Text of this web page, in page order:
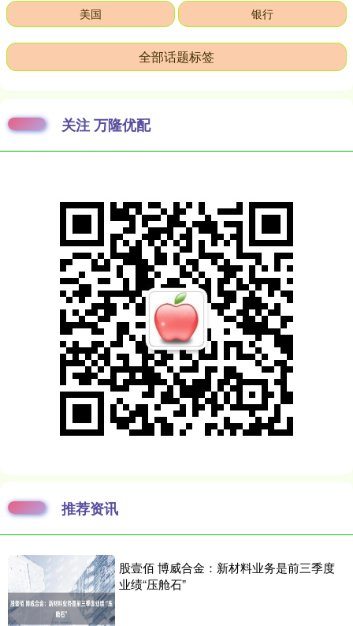
美国 银行
全部话题标签
关注 万隆优配
推荐资讯
股壹佰 博威合金：新材料业务是前三季度
业绩“压舱石”